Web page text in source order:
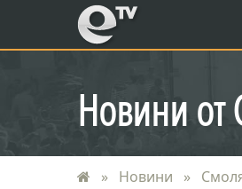
eTV
Новини от
Новини